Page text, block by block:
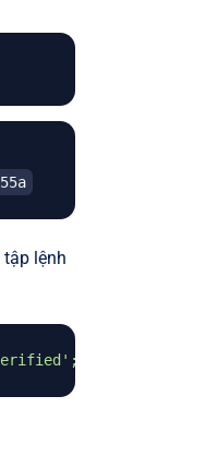
lệnh
} else { echo